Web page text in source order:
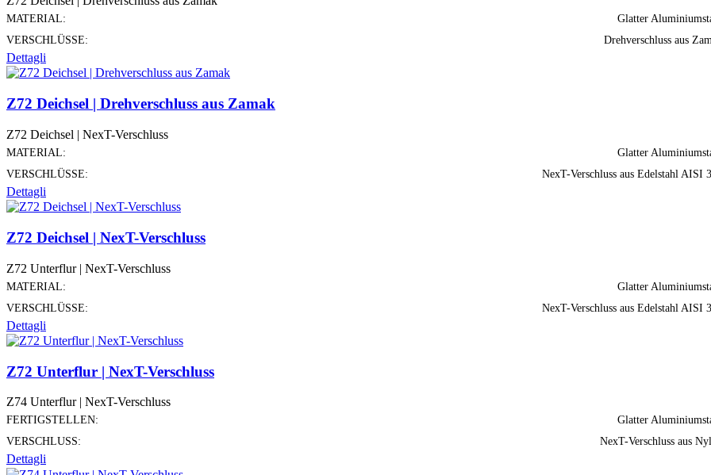
MATERIAL:
Glatter
VERSCHLÜSSE:
Drehverschluss aus
Dettagli
Z72 Deichsel | Drehverschluss aus Zamak
Z72 Deichsel | NexT-Verschluss
MATERIAL:
Glatter
VERSCHLÜSSE:
NexT-Verschluss aus Edelstahl AISI
Dettagli
Z72 Deichsel | NexT-Verschluss
Z72 Unterflur | NexT-Verschluss
MATERIAL:
Glatter
VERSCHLÜSSE:
NexT-Verschluss aus Edelstahl AISI
Dettagli
Z72 Unterflur | NexT-Verschluss
Z74 Unterflur | NexT-Verschluss
FERTIGSTELLEN:
Glatter
VERSCHLUSS:
NexT-Verschluss aus
Dettagli